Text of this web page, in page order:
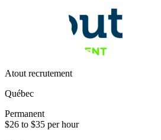
Atout recrutement
Québec
Permanent
$26 to $35 per hour